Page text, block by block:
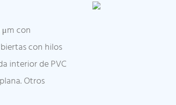
con
con hilos
interior de PVC
Otros